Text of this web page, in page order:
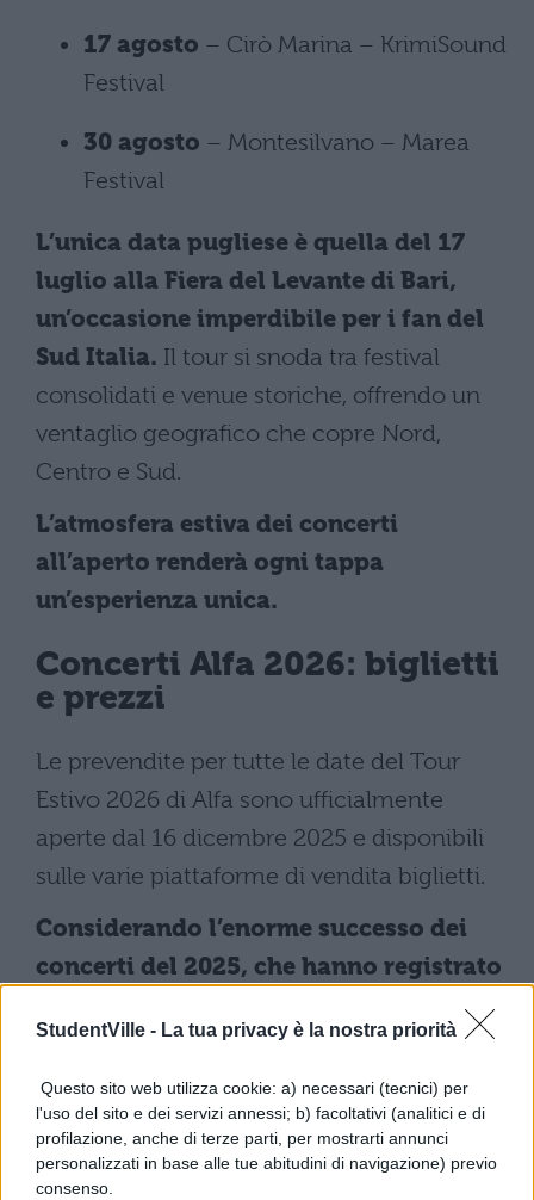
StudentVille - La tua privacy è la nostra priorità
Questo sito web utilizza cookie: a) necessari (tecnici) per
l'uso del sito e dei servizi annessi; b) facoltativi (analitici e di
profilazione, anche di terze parti, per mostrarti annunci
personalizzati in base alle tue abitudini di navigazione) previo
consenso.
17 agosto – Cirò Marina – KrimiSound
Festival
30 agosto – Montesilvano – Marea
Festival
L’unica data pugliese è quella del 17
luglio alla Fiera del Levante di Bari,
un’occasione imperdibile per i fan del
Sud Italia. Il tour si snoda tra festival
consolidati e venue storiche, offrendo un
ventaglio geografico che copre Nord,
Centro e Sud.
L’atmosfera estiva dei concerti
all’aperto renderà ogni tappa
un’esperienza unica.
Concerti Alfa 2026: biglietti
e prezzi
Le prevendite per tutte le date del Tour
Estivo 2026 di Alfa sono ufficialmente
aperte dal 16 dicembre 2025 e disponibili
sulle varie piattaforme di vendita biglietti.
Considerando l’enorme successo dei
concerti del 2025, che hanno registrato
il tutto esaurito in numerosi palazzetti,
è consigliabile procedere all’acquisto
con anticipo per assicurarsi un posto
alle date più richieste.
Concerti Alfa 2026: scaletta